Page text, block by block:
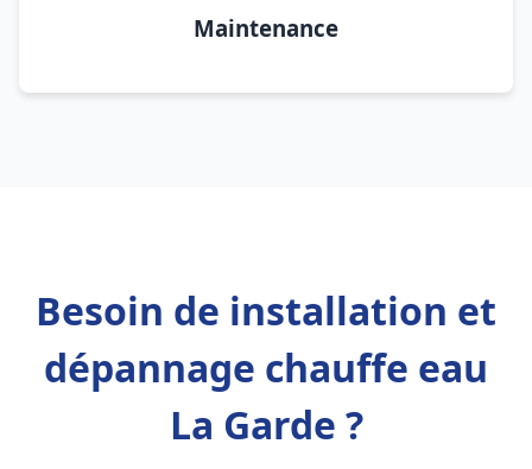
Maintenance
Besoin de installation et
dépannage chauffe eau
La Garde ?